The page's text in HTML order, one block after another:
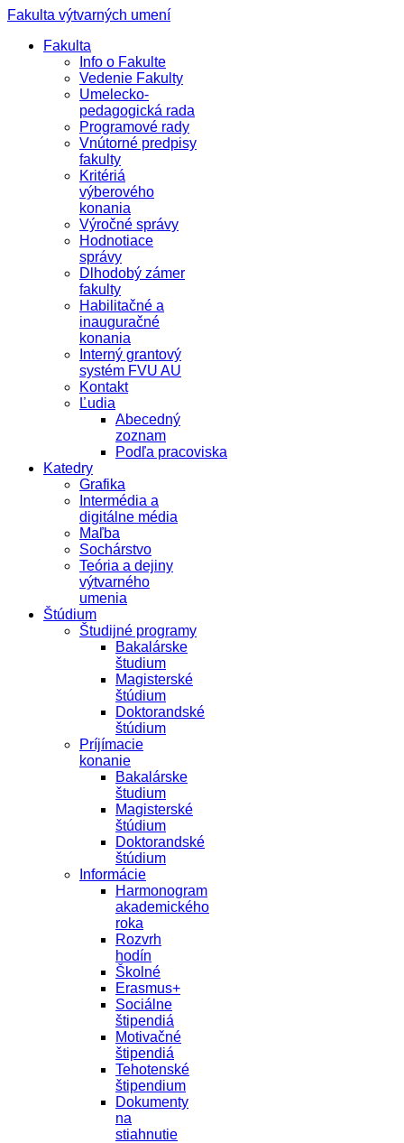
Fakulta výtvarných umení
Fakulta
Info o Fakulte
Vedenie Fakulty
Umelecko-
pedagogická rada
Programové rady
Vnútorné predpisy
fakulty
Kritériá
výberového
konania
Výročné správy
Hodnotiace
správy
Dlhodobý zámer
fakulty
Habilitačné a
inauguračné
konania
Interný grantový
systém FVU AU
Kontakt
Ľudia
Abecedný
zoznam
Podľa pracoviska
Katedry
Grafika
Intermédia a
digitálne média
Maľba
Sochárstvo
Teória a dejiny
výtvarného
umenia
Štúdium
Študijné programy
Bakalárske
študium
Magisterské
štúdium
Doktorandské
štúdium
Príjímacie
konanie
Bakalárske
študium
Magisterské
štúdium
Doktorandské
štúdium
Informácie
Harmonogram
akademického
roka
Rozvrh
hodín
Školné
Erasmus+
Sociálne
štipendiá
Motivačné
štipendiá
Tehotenské
štipendium
Dokumenty
na
stiahnutie